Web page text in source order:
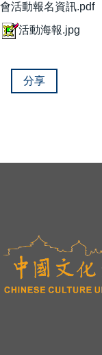
會活動報名資訊.pdf
活動海報.jpg
分享